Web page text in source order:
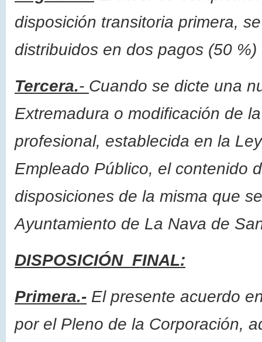
disposición transitoria primera,
distribuidos en dos pagos (50 %)
Tercera.- Cuando se dicte una
Extremadura o modificación de
profesional, establecida en la
Empleado Público, el contenido
disposiciones de la misma que
Ayuntamiento de La Nava de
DISPOSICIÓN FINAL:
Primera.- El presente acuerdo
por el Pleno de la Corporación,